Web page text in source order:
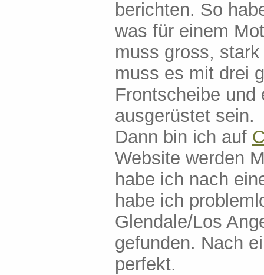
berichten. So
was für einem
muss gross,
muss es mit drei
Frontscheibe und
ausgerüstet sein.
Dann bin ich auf
Website werden
habe ich nach
habe ich
Glendale/Los
gefunden. Nach
perfekt.